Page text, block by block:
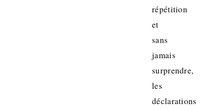
répétition
et
sans
jamais
surprendre,
les
déclarations